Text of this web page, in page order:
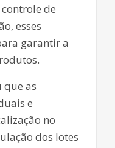
de
esses
garantir a
que as
e
no
dos lotes